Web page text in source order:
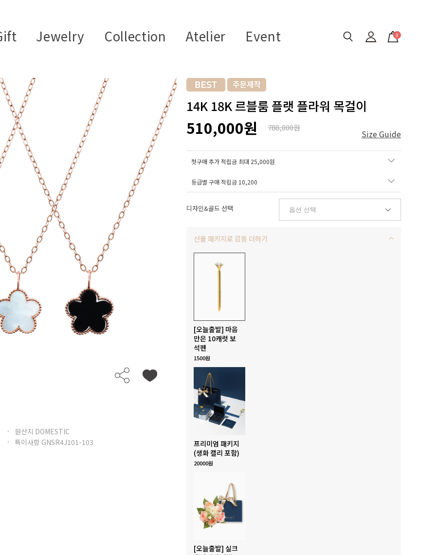
Jewelry Collection Atelier Event 0
원산지 DOMESTIC
특이사항 GNSR4J101-103
14K 18K 르블룸 플랫 플라워 목걸이
510,000원 788,000원
Size Guide
첫구매 추가 적립금 최대 25,000원
등급별 구매 적립금 10,200
디자인&골드 선택
선물 패키지로 감동 더하기
[오늘출발] 마음
만은 10캐럿 보
석펜
1500원
프리미엄 패키지
(생화 캘리 포함)
20000원
[오늘출발] 실크